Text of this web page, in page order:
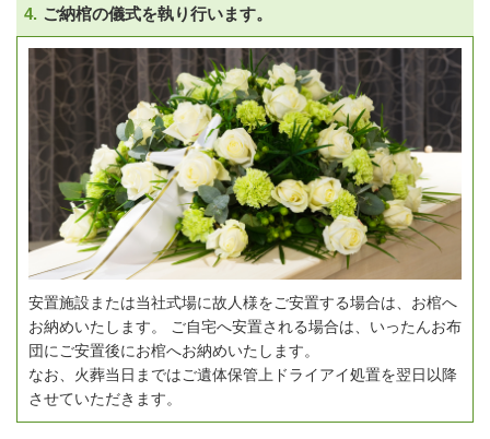
4. ご納棺の儀式を執り行います。
安置施設または当社式場に故人様をご安置する場合は、お棺へ
お納めいたします。
ご自宅へ安置される場合は、いったんお布
団にご安置後にお棺へお納めいたします。
なお、火葬当日まではご遺体保管上ドライアイ処置を翌日以降
させていただきます。